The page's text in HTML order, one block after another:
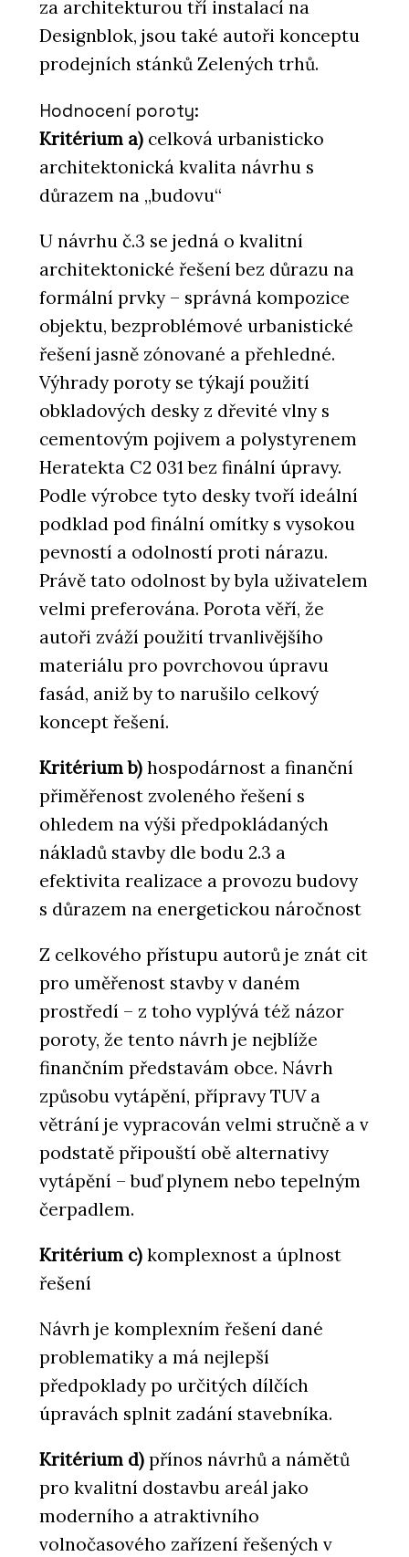
za architekturou tří instalací na
Designblok, jsou také autoři konceptu
prodejních stánků Zelených trhů.
Hodnocení poroty:
Kritérium a) celková urbanisticko
architektonická kvalita návrhu s
důrazem na „budovu“
U návrhu č.3 se jedná o kvalitní
architektonické řešení bez důrazu na
formální prvky – správná kompozice
objektu, bezproblémové urbanistické
řešení jasně zónované a přehledné.
Výhrady poroty se týkají použití
obkladových desky z dřevité vlny s
cementovým pojivem a polystyrenem
Heratekta C2 031 bez finální úpravy.
Podle výrobce tyto desky tvoří ideální
podklad pod finální omítky s vysokou
pevností a odolností proti nárazu.
Právě tato odolnost by byla uživatelem
velmi preferována. Porota věří, že
autoři zváží použití trvanlivějšího
materiálu pro povrchovou úpravu
fasád, aniž by to narušilo celkový
koncept řešení.
Kritérium b) hospodárnost a finanční
přiměřenost zvoleného řešení s
ohledem na výši předpokládaných
nákladů stavby dle bodu 2.3 a
efektivita realizace a provozu budovy
s důrazem na energetickou náročnost
Z celkového přístupu autorů je znát cit
pro uměřenost stavby v daném
prostředí – z toho vyplývá též názor
poroty, že tento návrh je nejblíže
finančním představám obce. Návrh
způsobu vytápění, přípravy TUV a
větrání je vypracován velmi stručně a v
podstatě připouští obě alternativy
vytápění – buď plynem nebo tepelným
čerpadlem.
Kritérium c) komplexnost a úplnost
řešení
Návrh je komplexním řešení dané
problematiky a má nejlepší
předpoklady po určitých dílčích
úpravách splnit zadání stavebníka.
Kritérium d) přínos návrhů a námětů
pro kvalitní dostavbu areál jako
moderního a atraktivního
volnočasového zařízení řešených v